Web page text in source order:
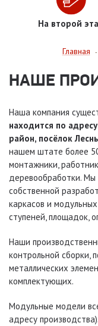
На второй
Главная -
НАШЕ
Наша компания
находится по
район, посёлок
нашем штате более
монтажники,
деревообработки. Мы
собственной
каркасов и
ступеней, площадок,
Наши
контрольной сборки,
металлических
комплектующих.
Модульные модели
адресу производства).